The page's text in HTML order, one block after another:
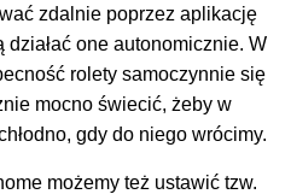
zdalnie poprzez aplikację
działać one autonomicznie. W
rolety samoczynnie się
mocno świecić, żeby w
gdy do niego wrócimy.
możemy też ustawić tzw.